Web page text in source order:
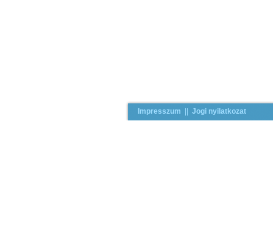
Impresszum || Jogi nyilatkozat